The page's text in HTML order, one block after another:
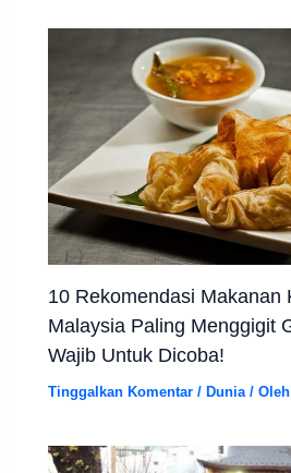
10 Rekomendasi Makanan
Malaysia Paling Menggigit
Wajib Untuk Dicoba!
Tinggalkan Komentar /Dunia /